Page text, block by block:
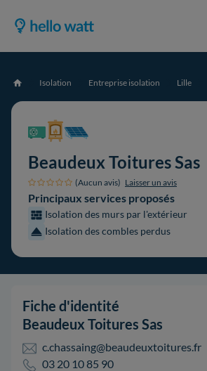
Accueil Isolation Entreprise isolation Lille
Beaudeux Toitures Sas
(Aucun avis) Laisser un avis
Principaux services proposés
Isolation des murs par l'extérieur
Isolation des combles perdus
Fiche d'identité
Beaudeux Toitures Sas
c.chassaing@beaudeuxtoitures.fr
03 20 10 85 90